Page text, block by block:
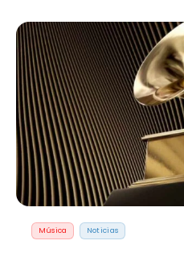
Música Noticias